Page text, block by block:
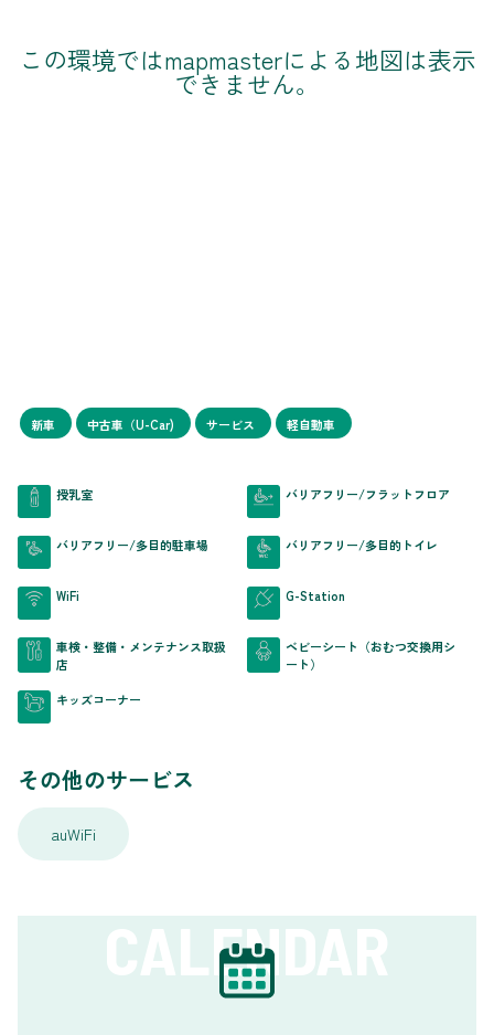
新車 中古車（U-Car) サービス 軽自動車
授乳室 バリアフリー/フラットフロア
バリアフリー/多目的駐車場 バリアフリー/多目的トイレ
WiFi G-Station
車検・整備・メンテナンス取扱
店
ベビーシート（おむつ交換用シ
ート）
キッズコーナー
その他のサービス
auWiFi
この環境ではmapmasterによる地図は表示
できません。
CALENDAR